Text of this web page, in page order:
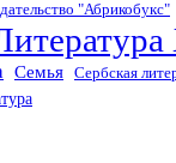
"Абрикобукс"
Семья Сербская